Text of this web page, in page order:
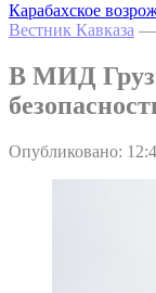
Карабахское
Вестник Кавказа —
В МИД
Опубликовано: